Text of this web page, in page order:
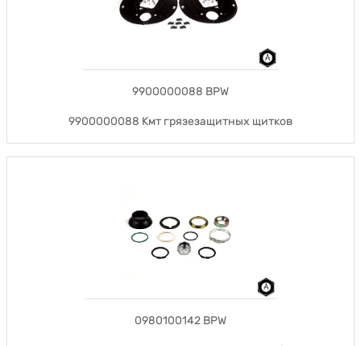
9900000088 BPW
9900000088 Кмт грязезащитных щитков
0980100142 BPW